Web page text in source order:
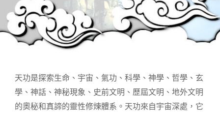
天功是探索生命、宇宙、氣功、科學、神學、哲學、玄
學、神話、神秘現象、史前文明、歷屆文明、地外文明
的奧秘和真諦的靈性修煉體系。天功來自宇宙深處，它